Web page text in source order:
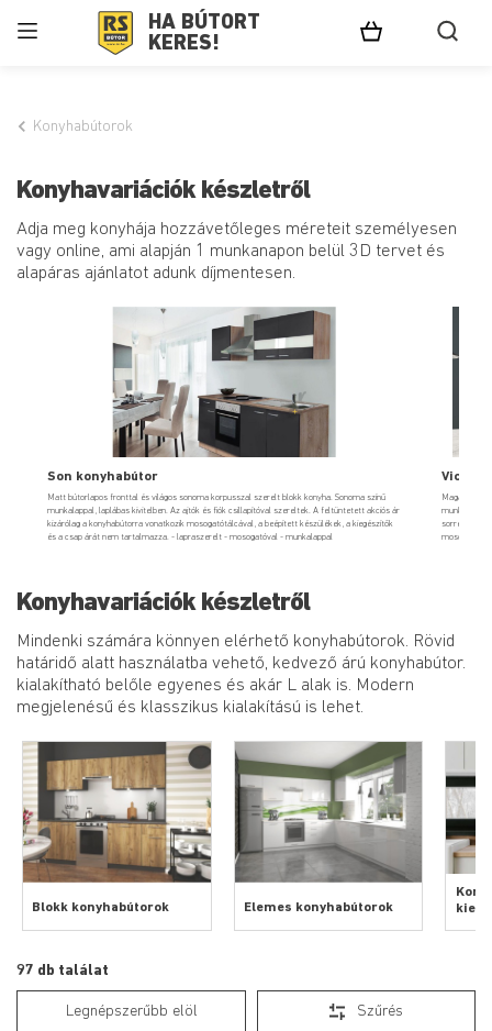
HA BÚTORT
KERES!
Konyhabútorok
Konyhavariációk készletről
Adja meg konyhája hozzávetőleges méreteit személyesen
vagy online, ami alapján 1 munkanapon belül 3D tervet és
alapáras ajánlatot adunk díjmentesen.
Son konyhabútor
Matt bútorlapos fronttal és világos sonoma korpusszal szerelt blokk konyha. Sonoma színű
munkalappal, laplábas kivitelben. Az ajtók és fiók csillapítóval szereltek. A feltüntetett akciós ár
kizárólag a konyhabútorra vonatkozik mosogatótálcával, a beépített készülékek, a kiegészítők
és a csap árát nem tartalmazza. - lapraszerelt - mosogatóval - munkalappal
Viola
Magasfényű
sorrendje
Konyhavariációk készletről
Mindenki számára könnyen elérhető konyhabútorok. Rövid
határidő alatt használatba vehető, kedvező árú konyhabútor.
kialakítható belőle egyenes és akár L alak is. Modern
megjelenésű és klasszikus kialakítású is lehet.
Blokk konyhabútorok Elemes konyhabútorok
97 db találat
Legnépszerűbb elöl Szűrés